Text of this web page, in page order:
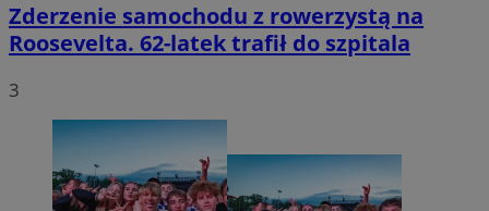
Zderzenie samochodu z rowerzystą na
Roosevelta. 62-latek trafił do szpitala
3